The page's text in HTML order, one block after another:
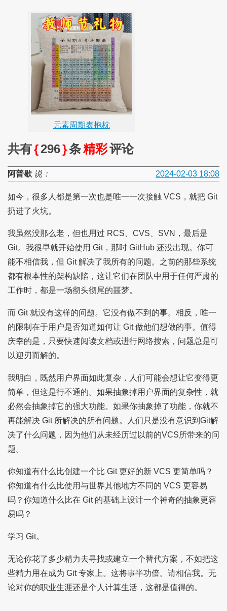
元素周期表抱枕
共有{296}条精彩评论
阿普歇说： 2024-02-03 18:08
如今，很多人都是第一次也是唯一一次接触 VCS，就把 Git
扔进了火坑。
我虽然没那么老，但也用过 RCS、CVS、SVN，最后是
Git。我很早就开始使用 Git，那时 GitHub 还没出现。你可
能不相信我，但 Git 解决了我所有的问题。之前的那些系统
都有根本性的架构缺陷，这让它们在团队中用于任何严肃的
工作时，都是一场彻头彻尾的噩梦。
而 Git 就没有这样的问题。它没有做不到的事。相反，唯一
的限制在于用户是否知道如何让 Git 做他们想做的事。值得
庆幸的是，只要快速阅读文档或进行网络搜索，问题总是可
以迎刃而解的。
我明白，既然用户界面如此复杂，人们可能会想让它变得更
简单，但这是行不通的。如果抽象掉用户界面的复杂性，就
必然会抽象掉它的强大功能。如果你抽象掉了功能，你就不
再能解决 Git 所解决的所有问题。人们只是没有意识到Git解
决了什么问题，因为他们从未经历过以前的VCS所带来的问
题。
你知道有什么比创建一个比 Git 更好的新 VCS 更简单吗？
你知道有什么比使用与世界其他地方不同的 VCS 更容易
吗？你知道什么比在 Git 的基础上设计一个神奇的抽象更容
易吗？
学习 Git。
无论你花了多少精力去寻找或建立一个替代方案，不如把这
些精力用在成为 Git 专家上。这将事半功倍。请相信我。无
论对你的职业生涯还是个人计算生活，这都是值得的。